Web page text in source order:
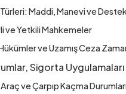
Maddi, Manevi ve
ve Yetkili Mahkemeler
ve Uzamış Ceza
Sigorta
ve Çarpıp Kaçma Durumları